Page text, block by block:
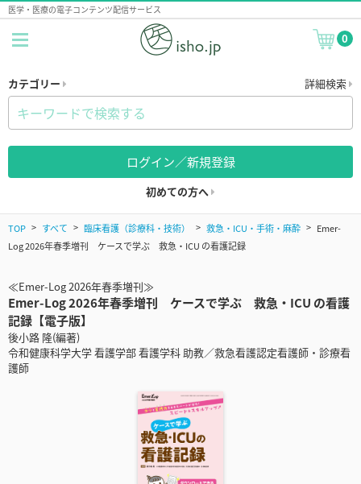
医学・医療の電子コンテンツ配信サービス
0
カテゴリー 詳細検索
ログイン／新規登録
初めての方へ
TOP すべて 臨床看護（診療科・技術） 救急・ICU・手術・麻酔
Emer-
Log 2026年春季増刊 ケースで学ぶ 救急・ICU の看護記録
≪Emer-Log 2026年春季増刊≫
Emer-Log 2026年春季増刊 ケースで学ぶ 救急・ICU の看護
記録【電子版】
後小路 隆(編著)
令和健康科学大学 看護学部 看護学科 助教／救急看護認定看護師・診療看
護師